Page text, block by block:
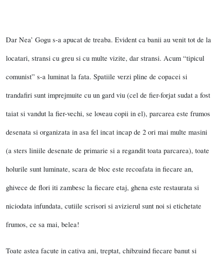
Dar Nea’ Gogu s-a apucat de treaba. Evident ca banii au venit tot de la
locatari, stransi cu greu si cu multe vizite, dar stransi. Acum “tipicul
comunist” s-a luminat la fata. Spatiile verzi pline de copacei si
trandafiri sunt imprejmuite cu un gard viu (cel de fier-forjat sudat a fost
taiat si vandut la fier-vechi, se loveau copii in el), parcarea este frumos
desenata si organizata in asa fel incat incap de 2 ori mai multe masini
(a sters liniile desenate de primarie si a regandit toata parcarea), toate
holurile sunt luminate, scara de bloc este recoafata in fiecare an,
ghivece de flori iti zambesc la fiecare etaj, ghena este restaurata si
niciodata infundata, cutiile scrisori si avizierul sunt noi si etichetate
frumos, ce sa mai, belea!
Toate astea facute in cativa ani, treptat, chibzuind fiecare banut si